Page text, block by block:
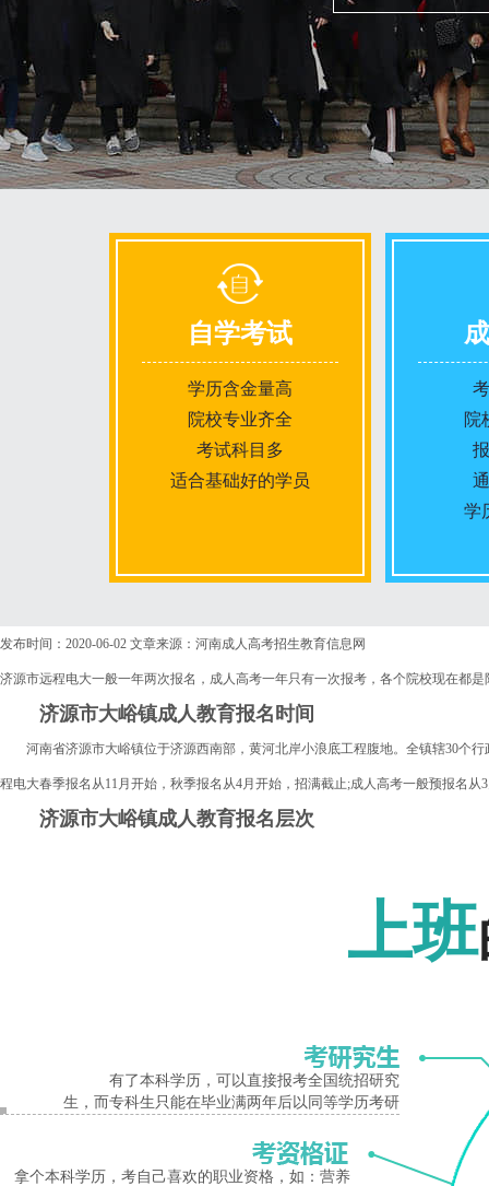
自学考试
学历含金量高
院校专业齐全
考试科目多
适合基础好的学员
报名条件
报名时间
入学考试
考试时间
院
学
发布时间：2020-06-02 文章来源：河南成人高考招生教育信息网
济源市远程电大一般一年两次报名，成人高考一年只有一次报考，各个院校现在都
济源市大峪镇成人教育报名时间
河南省济源市大峪镇位于济源西南部，黄河北岸小浪底工程腹地。全镇辖30个行
程电大春季报名从11月开始，秋季报名从4月开始，招满截止;成人高考一般预报名
济源市大峪镇成人教育报名层次
各个学校都在缩减招生名额，成人教育报名一定要趁早，报名越早，选择的余地
济源市大峪镇成人高考专升本报考流程
在报名期间，如果你是第一次进入各省教育考试院进行网上报名的考生——需
网上报名操作完成后——会提示网上报名成功——网上报名成功后——请考生牢记
4、9月初正式确认报考
上班
有了本科学历，可以直接报考全国统招研究
生，而专科生只能在毕业满两年后以同等学历考研
拿个本科学历，考自己喜欢的职业资格，如：营养